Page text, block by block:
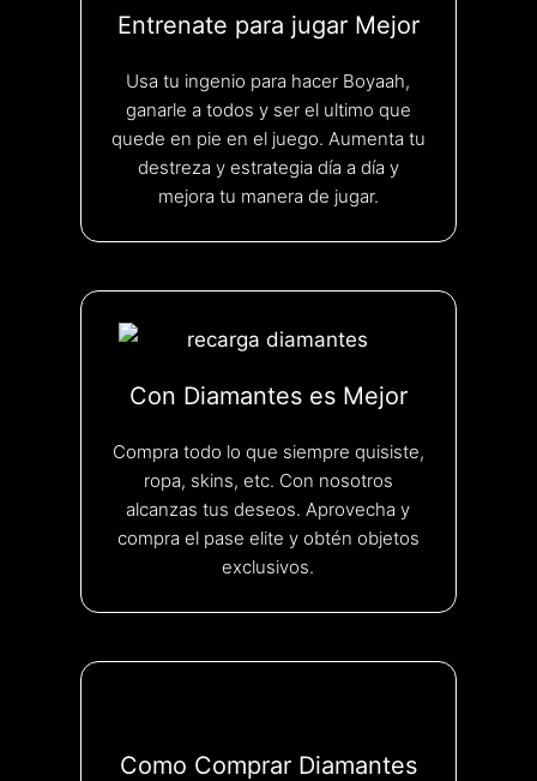
Entrenate para jugar Mejor
Usa tu ingenio para hacer Boyaah,
ganarle a todos y ser el ultimo que
quede en pie en el juego. Aumenta tu
destreza y estrategia día a día y
mejora tu manera de jugar.
Con Diamantes es Mejor
Compra todo lo que siempre quisiste,
ropa, skins, etc. Con nosotros
alcanzas tus deseos. Aprovecha y
compra el pase elite y obtén objetos
exclusivos.
Como Comprar Diamantes